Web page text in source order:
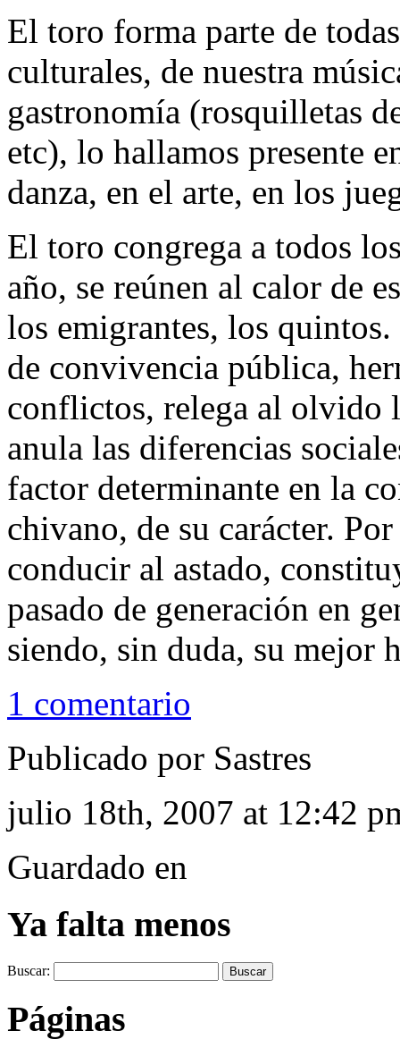
El toro forma parte de
culturales, de nuestra
gastronomía (rosquilletas
etc), lo hallamos presente
danza, en el arte, en los
El toro congrega a todos
año, se reúnen al calor de
los emigrantes, los
de convivencia pública,
conflictos, relega al olvido
anula las diferencias
factor determinante en la
chivano, de su carácter.
conducir al astado,
pasado de generación en
siendo, sin duda, su mejor
1 comentario
Publicado por Sastres
julio 18th, 2007 at 12:42
Guardado en
Ya falta menos
Buscar:
Páginas